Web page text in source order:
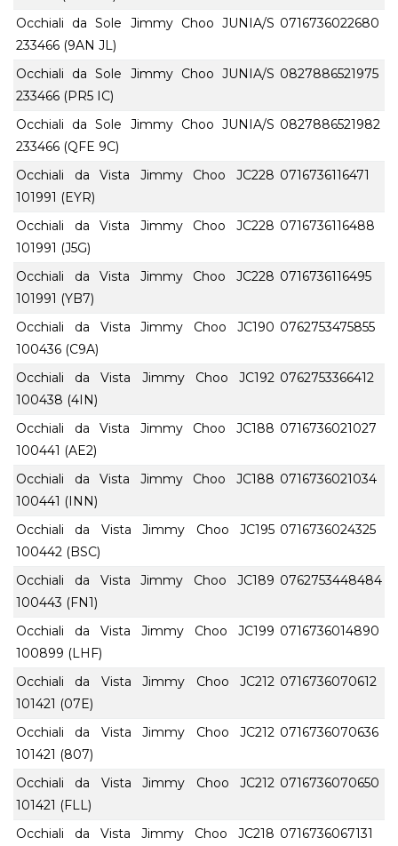
Occhiali da Sole Jimmy Choo JUNIA/S
233466 (9AN JL)
0716736022680
Occhiali da Sole Jimmy Choo JUNIA/S
233466 (PR5 IC)
0827886521975
Occhiali da Sole Jimmy Choo JUNIA/S
233466 (QFE 9C)
0827886521982
Occhiali da Vista Jimmy Choo JC228
101991 (EYR)
0716736116471
Occhiali da Vista Jimmy Choo JC228
101991 (J5G)
0716736116488
Occhiali da Vista Jimmy Choo JC228
101991 (YB7)
0716736116495
Occhiali da Vista Jimmy Choo JC190
100436 (C9A)
0762753475855
Occhiali da Vista Jimmy Choo JC192
100438 (4IN)
0762753366412
Occhiali da Vista Jimmy Choo JC188
100441 (AE2)
0716736021027
Occhiali da Vista Jimmy Choo JC188
100441 (INN)
0716736021034
Occhiali da Vista Jimmy Choo JC195
100442 (BSC)
0716736024325
Occhiali da Vista Jimmy Choo JC189
100443 (FN1)
0762753448484
Occhiali da Vista Jimmy Choo JC199
100899 (LHF)
0716736014890
Occhiali da Vista Jimmy Choo JC212
101421 (07E)
0716736070612
Occhiali da Vista Jimmy Choo JC212
101421 (807)
0716736070636
Occhiali da Vista Jimmy Choo JC212
101421 (FLL)
0716736070650
Occhiali da Vista Jimmy Choo JC218 0716736067131